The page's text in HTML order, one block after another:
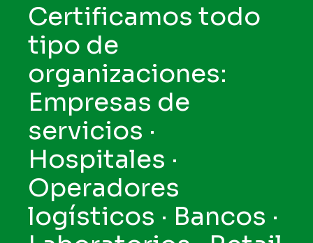
Certificamos todo
tipo de
organizaciones:
Empresas de
servicios ·
Hospitales ·
Operadores
logísticos · Bancos ·